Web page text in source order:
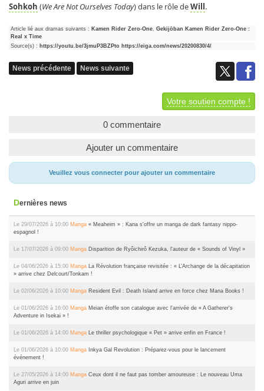
Sohkoh (We Are Not Ourselves Today) dans le rôle deWill.
Article lié aux dramas suivants : Kamen Rider Zero-One Gekijōban Kamen Rider Zero-One :
Real x Time
Source(s) : https://youtu.be/3jmuP3BZPto https://eiga.com/news/20200830/4/
News précédente News suivante
Votre soutien compte !
0 commentaire
Ajouter un commentaire
Veuillez vous connecter pour ajouter un commentaire
Dernières news
Le 29/07/2026 à 10:00 Manga « Meaheim » : Kana s'offre un manga de dark fantasy nippo-
espagnol !
Le 17/07/2026 à 09:00 Manga Disparition de Ryôichirô Kezuka, l'auteur de « Sounds of Vinyl »
Le 04/06/2026 à 15:00 Manga
La Révolution française revisitée : « L’Archange de la décapitation
» arrive chez Delcourt/Tonkam !
Le 02/06/2026 à 10:00 Manga Resident Evil : Death Island arrive en force chez Mana Books !
Le 01/06/2026 à 16:00 Manga Meian étoffe son catalogue avec l'arrivée de « A Gatherer's
Adventure in Isekai » !
Le 01/06/2026 à 14:00 Manga Le thriller psychologique « Pet » arrive enfin en France !
Le 01/06/2026 à 10:00 Manga Inkya Gal Revolution : Préparez-vous pour le lancement
événement !
Le 27/05/2026 à 14:00 Manga Ceux dont il ne faut pas tomber amoureuse : Le nouveau Uma
Aguri arrive en juin